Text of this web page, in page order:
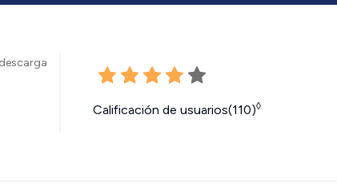
Calificación de usuarios(110)◊